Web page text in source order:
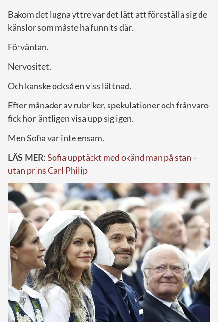
Bakom det lugna yttre var det lätt att föreställa sig de
känslor som måste ha funnits där.
Förväntan.
Nervositet.
Och kanske också en viss lättnad.
Efter månader av rubriker, spekulationer och frånvaro
fick hon äntligen visa upp sig igen.
Men Sofia var inte ensam.
LÄS MER:Sofia upptäckt med okänd man på stan –
utan prins Carl Philip